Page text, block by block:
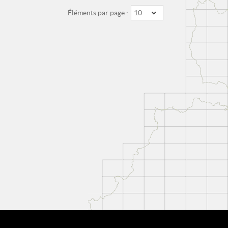
Éléments par page : 10